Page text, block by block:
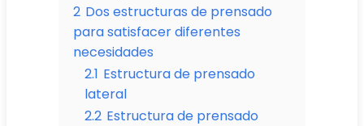
2 Dos estructuras de prensado
para satisfacer diferentes
necesidades
2.1 Estructura de prensado
lateral
2.2 Estructura de prensado